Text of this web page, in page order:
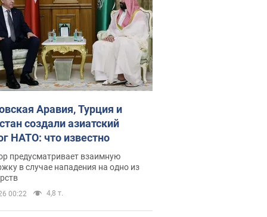
Аравия, Турция и
создали азиатский
НАТО: что известно
предусматривает взаимную
в случае нападения на одно из
00:22 4,8 т.